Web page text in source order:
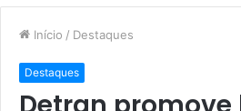
Início / Destaques
Destaques